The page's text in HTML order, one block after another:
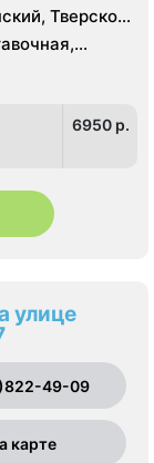
Тверской,
Парк
6950 p.
улице
49-09
карте